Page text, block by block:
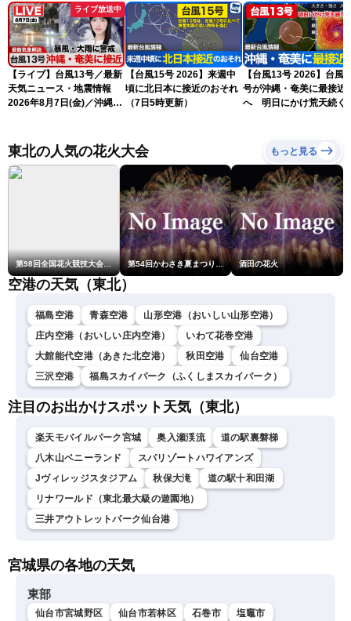
ライブ放送中
【ライブ】台風13号／最新
天気ニュース・地震情報
2026年8月7日(金)／沖縄・
スLiVEモーニング・松本真
央／有賀哲夫〉
【台風15号 2026】来週中
頃に北日本に接近のおそれ
（7日5時更新）
【台風13号 2026】台風
号が沖縄・奄美に最接近
へ 明日にかけ荒天続く
東北の人気の花火大会 もっと見る
第98回全国花火競技大会「大曲の花火」 第54回かわさき夏まつり花火大会「おらが自慢のでっかい花火」 酒田の花火
空港の天気（東北）
福島空港 青森空港
山形空港（おいしい山形空港）
庄内空港（おいしい庄内空港）
いわて花巻空港
大館能代空港（あきた北空港）
秋田空港
仙台空港
三沢空港
福島スカイパーク（ふくしまスカイパーク）
注目のお出かけスポット天気（東北）
楽天モバイルパーク宮城 奥入瀬渓流
道の駅裏磐梯
八木山ベニーランド
スパリゾートハワイアンズ
Jヴィレッジスタジアム
秋保大滝
道の駅十和田湖
リナワールド（東北最大級の遊園地）
三井アウトレットパーク仙台港
宮城県の各地の天気
東部
仙台市宮城野区 仙台市若林区 石巻市 塩竈市